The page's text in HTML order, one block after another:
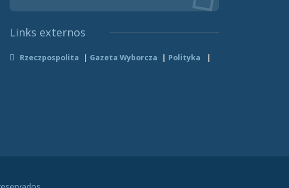
Links externos
Rzeczpospolita Gazeta Wyborcza Polityka